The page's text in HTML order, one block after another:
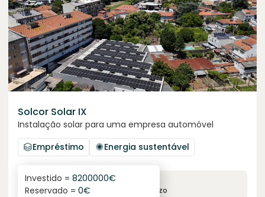
Solcor Solar IX
Instalação solar para uma empresa automóvel
Empréstimo
Energia sustentável
6.1%
juro anual prazo
Investido = 8200000€
Reservado = 0€